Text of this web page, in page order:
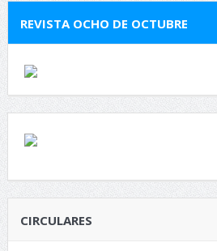
REVISTA OCHO DE OCTUBRE
CIRCULARES